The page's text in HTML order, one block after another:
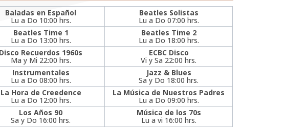
Baladas en Español
Lu a Do 10:00 hrs.
Beatles Solistas
Lu a Do 07:00 hrs.
Beatles Time 1
Lu a Do 13:00 hrs.
Beatles Time 2
Lu a Do 18:00 hrs.
Disco Recuerdos 1960s
Ma y Mi 22:00 hrs.
ECBC Disco
Vi y Sa 22:00 hrs.
Instrumentales
Lu a Do 08:00 hrs.
Jazz & Blues
Sa y Do 18:00 hrs.
La Hora de Creedence
Lu a Do 12:00 hrs.
La Música de Nuestros Padres
Lu a Do 09:00 hrs.
Los Años 90
Sa y Do 16:00 hrs.
Música de los 70s
Lu a vi 16:00 hrs.